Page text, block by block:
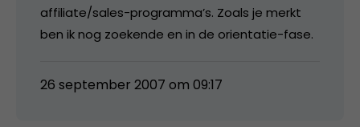
affiliate/sales-programma’s. Zoals je merkt
ben ik nog zoekende en in de orientatie-fase.
26 september 2007 om 09:17